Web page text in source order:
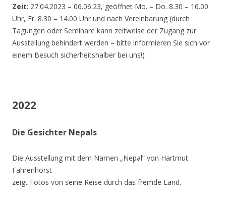
Zeit: 27.04.2023 – 06.06.23, geöffnet Mo. – Do. 8.30 – 16.00
Uhr, Fr. 8.30 – 14.00 Uhr und nach Vereinbarung (durch
Tagungen oder Seminare kann zeitweise der Zugang zur
Ausstellung behindert werden – bitte informieren Sie sich vor
einem Besuch sicherheitshalber bei uns!)
2022
Die Gesichter Nepals
Die Ausstellung mit dem Namen „Nepal“ von Hartmut
Fahrenhorst
zeigt Fotos von seine Reise durch das fremde Land.